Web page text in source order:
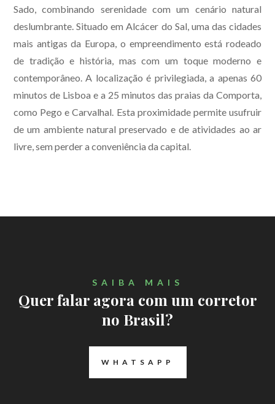
Sado, combinando serenidade com um cenário natural
deslumbrante. Situado em Alcácer do Sal, uma das cidades
mais antigas da Europa, o empreendimento está rodeado
de tradição e história, mas com um toque moderno e
contemporâneo. A localização é privilegiada, a apenas 60
minutos de Lisboa e a 25 minutos das praias da Comporta,
como Pego e Carvalhal. Esta proximidade permite usufruir
de um ambiente natural preservado e de atividades ao ar
livre, sem perder a conveniência da capital.
SAIBA MAIS
Quer falar agora com um corretor
no Brasil?
WHATSAPP